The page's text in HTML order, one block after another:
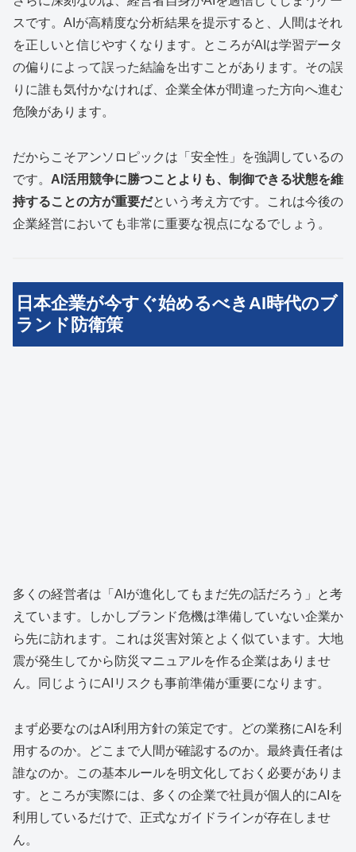
スです。AIが高精度な分析結果を提示すると、人間はそれ
を正しいと信じやすくなります。ところがAIは学習データ
の偏りによって誤った結論を出すことがあります。その誤
りに誰も気付かなければ、企業全体が間違った方向へ進む
危険があります。
だからこそアンソロピックは「安全性」を強調しているの
です。 AI活用競争に勝つことよりも、制御できる状態を維
持することの方が重要だという考え方です。これは今後の
企業経営においても非常に重要な視点になるでしょう。
日本企業が今すぐ始めるべきAI時代のブ
ランド防衛策
多くの経営者は「AIが進化してもまだ先の話だろう」と考
えています。しかしブランド危機は準備していない企業か
ら先に訪れます。これは災害対策とよく似ています。大地
震が発生してから防災マニュアルを作る企業はありませ
ん。同じようにAIリスクも事前準備が重要になります。
まず必要なのはAI利用方針の策定です。どの業務にAIを利
用するのか。どこまで人間が確認するのか。最終責任者は
誰なのか。この基本ルールを明文化しておく必要がありま
す。ところが実際には、多くの企業で社員が個人的にAIを
利用しているだけで、正式なガイドラインが存在しませ
ん。